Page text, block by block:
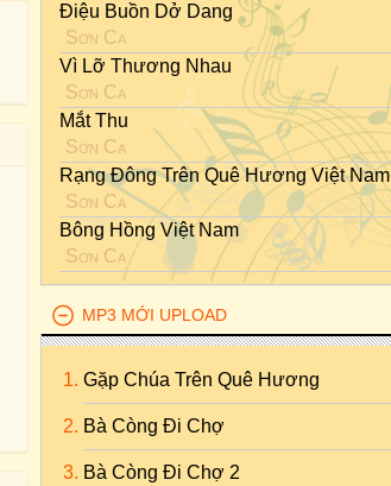
Điệu Buồn Dở Dang
Sơn Ca
Vì Lỡ Thương Nhau
Sơn Ca
Mắt Thu
Sơn Ca
Rạng Đông Trên Quê Hương Việt Nam
Sơn Ca
Bông Hồng Việt Nam
Sơn Ca
MP3 MỚI UPLOAD
Gặp Chúa Trên Quê Hương
Bà Còng Đi Chợ
Bà Còng Đi Chợ 2